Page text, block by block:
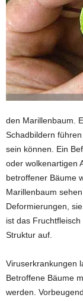
den Marillenbaum.
Schadbildern
sein können. Ein
oder wolkenartigen
betroffener Bäume
Marillenbaum
Deformierungen,
ist das
Struktur auf.
Viruserkrankungen
Betroffene Bäume
werden.